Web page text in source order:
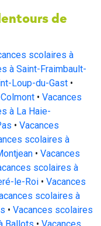
de
scolaires à
à Saint-Fraimbault-
Loup-du-Gast •
• Vacances
à La Haie-
• Vacances
scolaires à
• Vacances
scolaires à
le-Roi • Vacances
scolaires à
• Vacances scolaires